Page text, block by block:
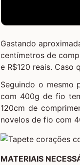
Gastando
centímetros de
e R$120 reais. Caso
Seguindo o mesmo
com 400g de fio
120cm de
novelos de fio com
MATERIAIS